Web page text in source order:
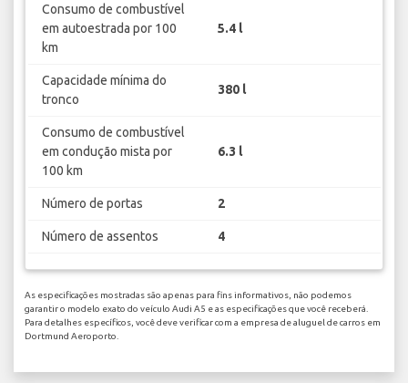
Consumo de combustível
em autoestrada por 100
km
5.4 l
Capacidade mínima do
tronco
380 l
Consumo de combustível
em condução mista por
100 km
6.3 l
Número de portas 2
Número de assentos 4
As especificações mostradas são apenas para fins informativos, não podemos
garantir o modelo exato do veículo Audi A5 e as especificações que você receberá.
Para detalhes específicos, você deve verificar com a empresa de aluguel de carros em
Dortmund Aeroporto.